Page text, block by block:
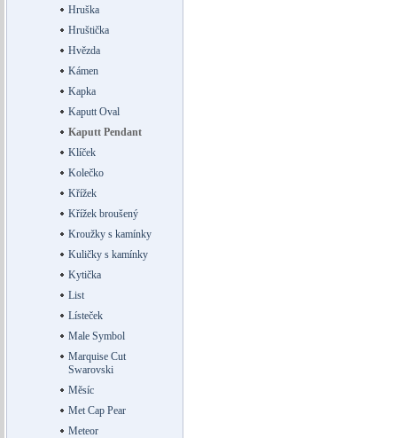
Hruška
Hruštička
Hvězda
Kámen
Kapka
Kaputt Oval
Kaputt Pendant
Klíček
Kolečko
Křížek
Křížek broušený
Kroužky s kamínky
Kuličky s kamínky
Kytička
List
Lísteček
Male Symbol
Marquise Cut
Swarovski
Měsíc
Met Cap Pear
Meteor